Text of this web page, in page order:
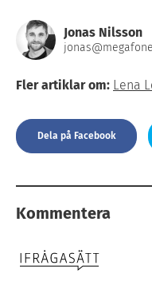
Jonas Nilsson
Fler artiklar om: Lena
Dela på Facebook
Kommentera